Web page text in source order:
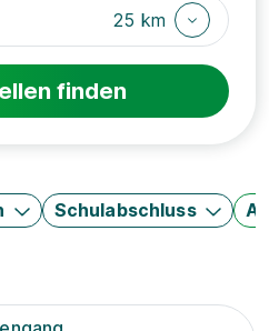
25 km
finden
Schulabschluss